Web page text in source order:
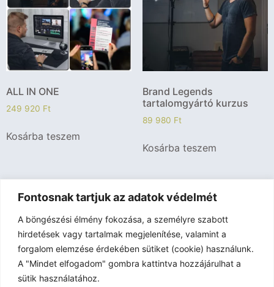
Fontosnak tartjuk az adatok védelmét
A böngészési élmény fokozása, a személyre szabott
hirdetések vagy tartalmak megjelenítése, valamint a
forgalom elemzése érdekében sütiket (cookie) használunk.
A "Mindet elfogadom" gombra kattintva hozzájárulhat a
sütik használatához.
ALL IN ONE
249 920 Ft
Kosárba teszem
Brand Legends
tartalomgyártó kurzus
89 980 Ft
Kosárba teszem
← 1 2 3 4 →